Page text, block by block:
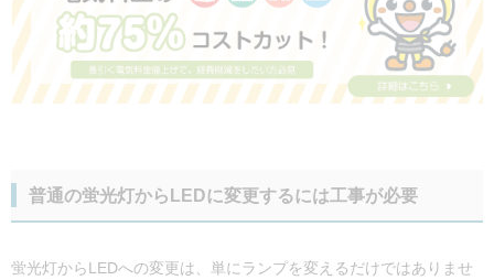
普通の蛍光灯からLEDに変更するには工事が必要
蛍光灯からLEDへの変更は、単にランプを変えるだけではありませ